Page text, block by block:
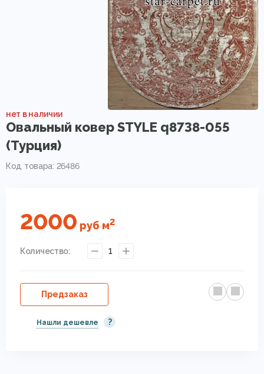
нет в наличии
Овальный ковер STYLE q8738-055
(Турция)
Код товара: 26486
2000 руб м2
Количество: 1
Предзаказ
Нашли дешевле ?